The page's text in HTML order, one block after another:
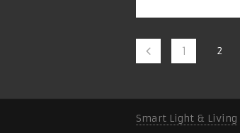
1 2
Smart Light & Living